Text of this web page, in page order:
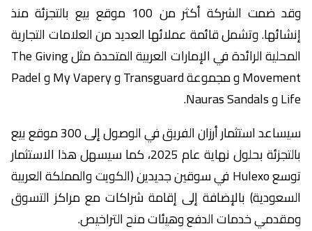
وقد ضمت الشركة أكثر من 100 موقع بيع بالتجزئة منذ
إنشائها. وتشمل قائمة عملائها العديد من العلامات التجارية
المحلية الرائدة في الإمارات العربية المتحدة مثل The Giving
Movement و مجموعة Transguard و My Vapery و Padel
Life و Nauras Sandals.
سيساعد استثمار أرزان الفريق في الوصول إلى 300 موقع بيع
بالتجزئة بحلول نهاية عام 2025، كما سيسهل هذا الاستثمار
توسع Hulexo في سوقين جديدين (الكويت والمملكة العربية
السعودية) بالإضافة إلى إقامة شراكات مع مراكز التسوق
ومقدمي خدمات الدفع وهيئات منح التراخيص.